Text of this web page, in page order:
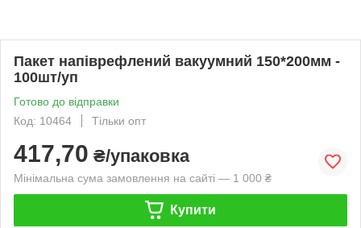
Пакет напіврефлений вакуумний 150*200мм -
100шт/уп
Готово до відправки
Код: 10464
Тільки опт
417,70 ₴/упаковка
Мінімальна сума замовлення на сайті — 1 000 ₴
Купити